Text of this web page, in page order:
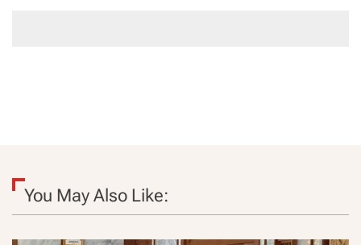
You May Also Like: